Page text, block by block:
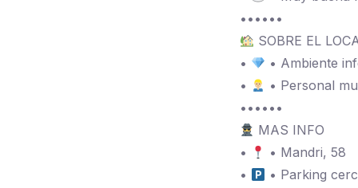
••••••
SOBRE EL
•
• Ambiente
•
• Personal
••••••
MAS INFO
•
• Mandri, 58
•
• Parking